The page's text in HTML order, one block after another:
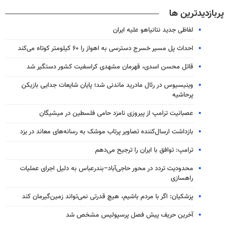
پربازدیدترین ها
لفاظی جدید نتانیاهو علیه ایران
احداث پل مسیر خسرج دسترسی به اهواز را ۶۰ کیلومتر کوتاه می‌کند
قاتل محسن اسدی، قهرمان مشهدی کراسفیت کشور دستگیر شد
وینیسیوس در رئال مادرید ماندنی شد؛ پایان شایعات جدایی بازیکن
پرحاشیه
عصبانیت ترامپ از پیروزی نامزد حامی فلسطین در میشیگان
بازداشت ارسال‌کننده تصاویر پرتاب موشک به رسانه‌های معاند در یزد
ترامپ: توافق با ایران را ترجیح می‌دهم
محدودیت تردد در محور حاجی‌آباد–بندرعباس به دلیل اجرای عملیات
راهسازی
پزشکیان: اگر با مردم باشیم، هیچ قدرتی نمی‌تواند زمین‌گیرمان کند
آخرین حریف پیش فصل پرسپولیس مشخص شد